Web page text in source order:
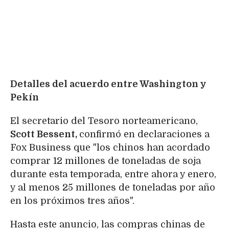
Detalles del acuerdo entre Washington y
Pekín
El secretario del Tesoro norteamericano,
Scott Bessent, confirmó en declaraciones a
Fox Business que "los chinos han acordado
comprar 12 millones de toneladas de soja
durante esta temporada, entre ahora y enero,
y al menos 25 millones de toneladas por año
en los próximos tres años".
Hasta este anuncio, las compras chinas de